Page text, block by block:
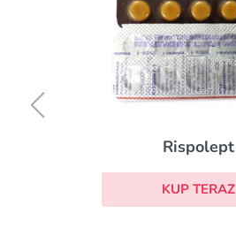
Rispolept
KUP TERAZ